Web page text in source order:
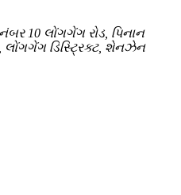
10 લોંગગેંગ રોડ, પિનાન
લોંગગેંગ ડિસ્ટ્રિક્ટ, શેનઝેન